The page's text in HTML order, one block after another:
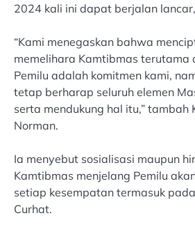
2024 kali ini dapat berjalan
“Kami menegaskan bahwa
memelihara Kamtibmas terutama
Pemilu adalah komitmen kami,
tetap berharap seluruh elemen
serta mendukung hal itu,” tambah
Norman.
Ia menyebut sosialisasi maupun
Kamtibmas menjelang Pemilu
setiap kesempatan termasuk
Curhat.